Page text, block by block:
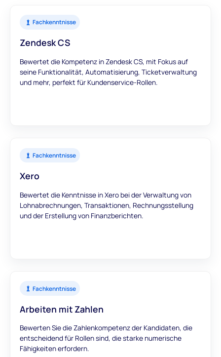
Fachkenntnisse
Zendesk CS
Bewertet die Kompetenz in Zendesk CS, mit Fokus auf
seine Funktionalität, Automatisierung, Ticketverwaltung
und mehr, perfekt für Kundenservice-Rollen.
Fachkenntnisse
Xero
Bewertet die Kenntnisse in Xero bei der Verwaltung von
Lohnabrechnungen, Transaktionen, Rechnungsstellung
und der Erstellung von Finanzberichten.
Fachkenntnisse
Arbeiten mit Zahlen
Bewerten Sie die Zahlenkompetenz der Kandidaten, die
entscheidend für Rollen sind, die starke numerische
Fähigkeiten erfordern.